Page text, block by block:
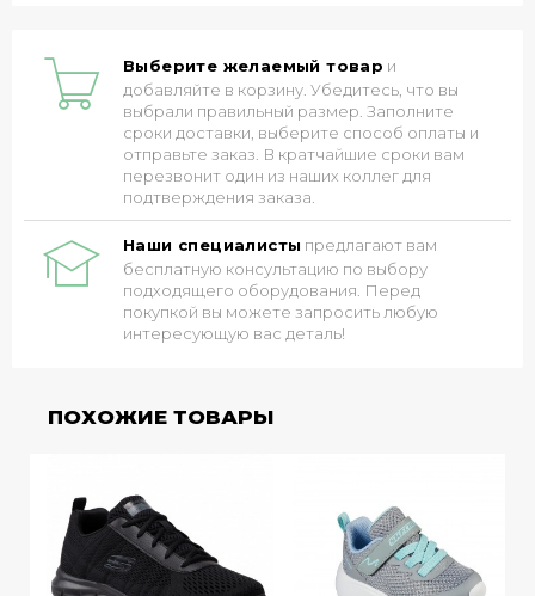
Выберите желаемый товар и
добавляйте в корзину. Убедитесь, что вы
выбрали правильный размер. Заполните
сроки доставки, выберите способ оплаты и
отправьте заказ. В кратчайшие сроки вам
перезвонит один из наших коллег для
подтверждения заказа.
Наши специалисты предлагают вам
бесплатную консультацию по выбору
подходящего оборудования. Перед
покупкой вы можете запросить любую
интересующую вас деталь!
ПОХОЖИЕ ТОВАРЫ